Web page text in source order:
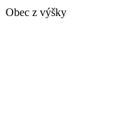
Obec z výšky